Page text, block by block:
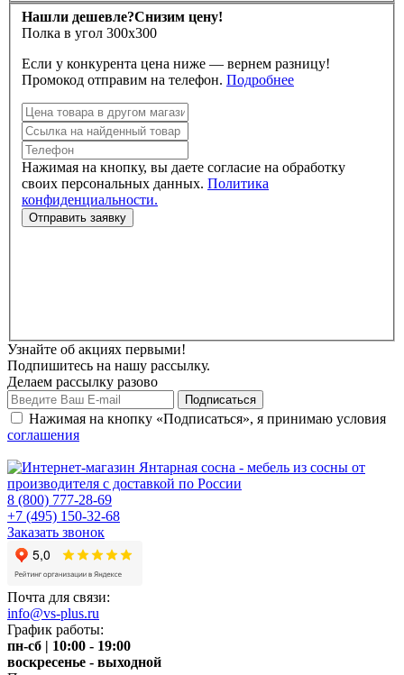
Нашли дешевле?Снизим цену!
Полка в угол 300х300
Если у конкурента цена ниже — вернем разницу!
Промокод отправим на телефон. Подробнее
Нажимая на кнопку, вы даете согласие на обработку
своих персональных данных. Политика
конфиденциальности.
Узнайте об акциях первыми!
Подпишитесь на нашу рассылку.
Делаем рассылку разово
Нажимая на кнопку «Подписаться», я принимаю условия
соглашения
8 (800) 777-28-69
+7 (495) 150-32-68
Заказать звонок
Почта для связи:
info@vs-plus.ru
График работы:
пн-сб | 10:00 - 19:00
воскресенье - выходной